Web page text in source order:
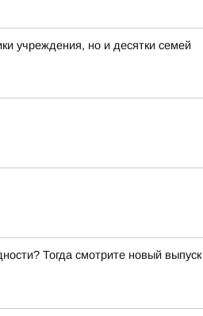
учреждения, но и десятки семей
Тогда смотрите новый